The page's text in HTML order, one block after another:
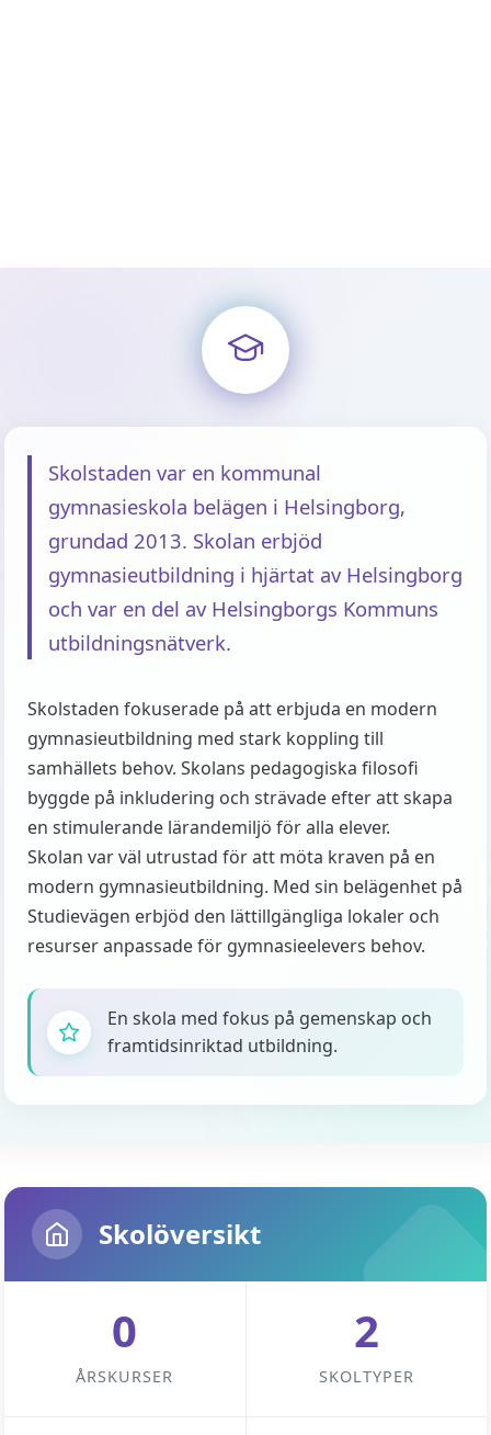
Skolstaden var en kommunal
gymnasieskola belägen i Helsingborg,
grundad 2013. Skolan erbjöd
gymnasieutbildning i hjärtat av Helsingborg
och var en del av Helsingborgs Kommuns
utbildningsnätverk.
Skolstaden fokuserade på att erbjuda en modern
gymnasieutbildning med stark koppling till
samhällets behov. Skolans pedagogiska filosofi
byggde på inkludering och strävade efter att skapa
en stimulerande lärandemiljö för alla elever.
Skolan var väl utrustad för att möta kraven på en
modern gymnasieutbildning. Med sin belägenhet på
Studievägen erbjöd den lättillgängliga lokaler och
resurser anpassade för gymnasieelevers behov.
En skola med fokus på gemenskap och
framtidsinriktad utbildning.
Skolöversikt
0
ÅRSKURSER
2
SKOLTYPER